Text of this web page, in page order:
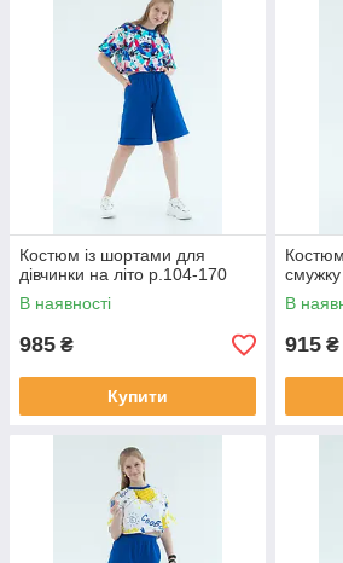
Костюм із шортами для
дівчинки на літо р.104-170
В наявності
985 ₴
Купити
Костюм
В
915 ₴